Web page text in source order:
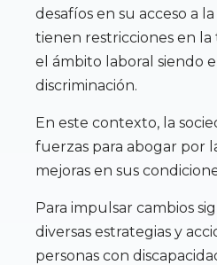
desafíos en su acceso a
tienen restricciones en la
el ámbito laboral siendo
discriminación.
En este contexto, la
fuerzas para abogar por
mejoras en sus
Para impulsar cambios
diversas estrategias y
personas con